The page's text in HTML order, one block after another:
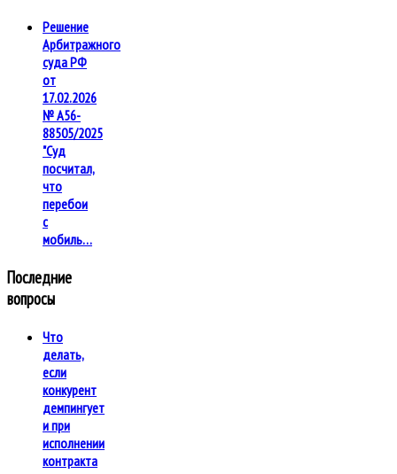
Решение
Арбитражного
суда РФ
от
17.02.2026
№ А56-
88505/2025
"Суд
посчитал,
что
перебои
с
мобиль…
Последние
вопросы
Что
делать,
если
конкурент
демпингует
и при
исполнении
контракта